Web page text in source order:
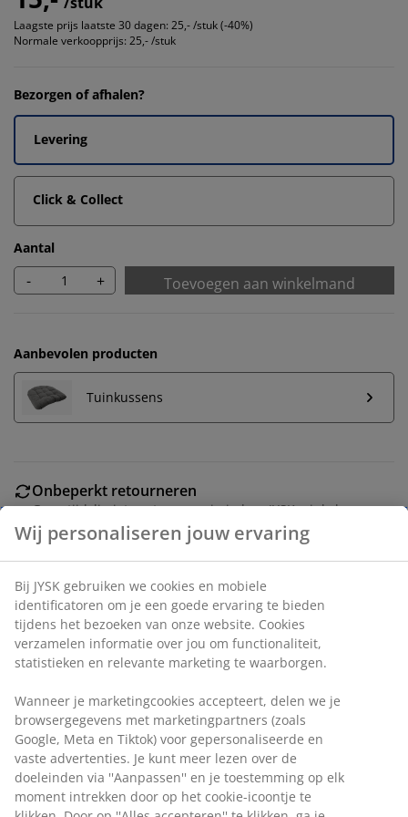
Laagste prijs laatste 30 dagen: 25,- /stuk (-40%)
Normale verkoopprijs: 25,- /stuk
Bezorgen of afhalen?
Levering
Click & Collect
Aantal
- + Toevoegen aan winkelmand
Aanbevolen producten
Tuinkussens
Onbeperkt retourneren
Geen tijdslimiet - retourneer in iedere JYSK-winkel
Prijsgarantie
30 dagen prijsgarantie op alle artikelen
Flexibele bezorgopties
Snelle en gemakkelijke bezorgopties naar keuze
gepoedercoat staal. Polyrotan zorgt voor een
natuurlijke vlechtwerklook en is tegelijkertijd
weerbestendig en onderhoudsvrij. De tuinstoel kan
gestapeld worden voor compact opbergen.
Artikelnummer: 3725051
Wij personaliseren jouw ervaring
Bij JYSK gebruiken we cookies en mobiele identificatoren
van onze website. Cookies verzamelen informatie over jou
om functionaliteit, statistieken en relevante marketing te
waarborgen.
Wanneer je marketingcookies accepteert, delen we je
browsergegevens met marketingpartners (zoals Google,
Meta en Tiktok) voor gepersonaliseerde en vaste